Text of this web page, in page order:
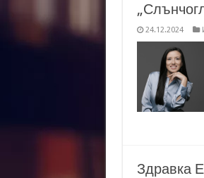
24.12.2024
Здравка